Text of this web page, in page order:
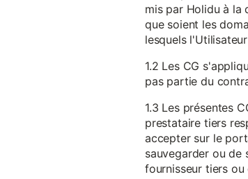
mis par Holidu à la
que soient les
lesquels
1.2 Les CG
pas partie du
1.3 Les présentes
prestataire tiers
accepter sur le
sauvegarder ou de
fournisseur tiers